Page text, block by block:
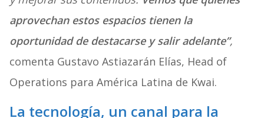
aprovechan estos espacios tienen la
oportunidad de destacarse y salir adelante”,
comenta Gustavo Astiazarán Elías, Head of
Operations para América Latina de Kwai.
La tecnología, un canal para la